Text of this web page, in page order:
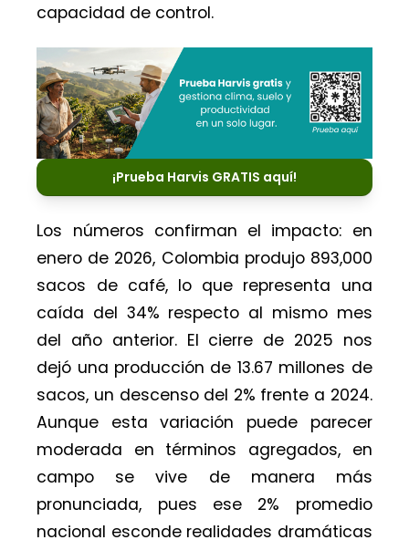
capacidad de control.
¡Prueba Harvis GRATIS aquí!
Los números confirman el impacto: en
enero de 2026, Colombia produjo 893,000
sacos de café, lo que representa una
caída del 34% respecto al mismo mes
del año anterior. El cierre de 2025 nos
dejó una producción de 13.67 millones de
sacos, un descenso del 2% frente a 2024.
Aunque esta variación puede parecer
moderada en términos agregados, en
campo se vive de manera más
pronunciada, pues ese 2% promedio
nacional esconde realidades dramáticas